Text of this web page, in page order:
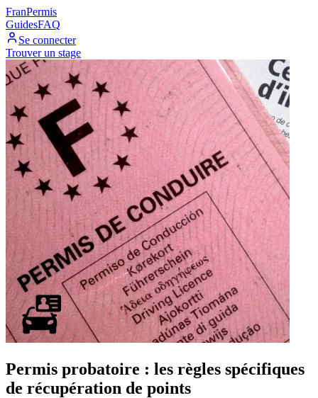
FranPermis
GuidesFAQ
Se connecter
Trouver un stage
Permis probatoire : les règles spécifiques
de récupération de points